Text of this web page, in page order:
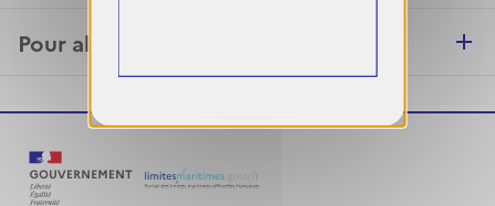
Pour aller plus loin